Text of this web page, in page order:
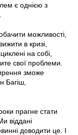
є однією з
можливості,
в кризі,
на собі,
свої проблеми.
зможе
Багіш,
прагне стати
віддані
доводити це. І